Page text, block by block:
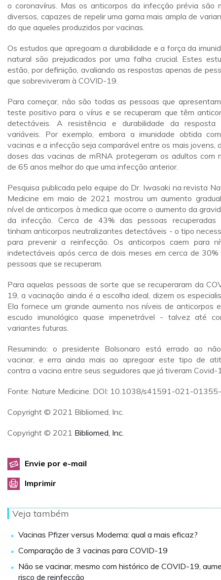
o coronavírus. Mas os anticorpos da infecção prévia são
diversos, capazes de repelir uma gama mais ampla de
do que aqueles produzidos por vacinas.
Os estudos que apregoam a durabilidade e a força da
natural são prejudicados por uma falha crucial. Estes
estão, por definição, avaliando as respostas apenas de
que sobreviveram à COVID-19.
Para começar, não são todas as pessoas que
teste positivo para o vírus e se recuperam que têm
detectáveis. A resistência e durabilidade da resposta
variáveis. Por exemplo, embora a imunidade obtida
vacinas e a infecção seja comparável entre os mais jovens,
doses das vacinas de mRNA protegeram os adultos com
de 65 anos melhor do que uma infecção anterior.
Pesquisa publicada pela equipe do Dr. Iwasaki na revista
Medicine em maio de 2021 mostrou um aumento
nível de anticorpos à medica que ocorre o aumento da
da infecção. Cerca de 43% das pessoas recuperadas
tinham anticorpos neutralizantes detectáveis - o tipo
para prevenir a reinfecção. Os anticorpos caem para
indetectáveis após cerca de dois meses em cerca de 30%
pessoas que se recuperam.
Para aquelas pessoas de sorte que se recuperaram da
19, a vacinação ainda é a escolha ideal, dizem os
Ela fornece um grande aumento nos níveis de anticorpos
escudo imunológico quase impenetrável - talvez até
variantes futuras.
Resumindo: o presidente Bolsonaro está errado ao
vacinar, e erra ainda mais ao apregoar este tipo de
contra a vacina entre seus seguidores que já tiveram Covid-
Fonte: Nature Medicine. DOI: 10.1038/s41591-021-
Copyright © 2021 Bibliomed, Inc.
Copyright © 2021 Bibliomed, Inc.
Envie por e-mail
Imprimir
Veja também
Vacinas Pfizer versus Moderna: qual a mais eficaz?
Comparação de 3 vacinas para COVID-19
Não se vacinar, mesmo com histórico de COVID-19,
risco de reinfecção